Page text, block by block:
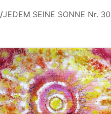
/JEDEM SEINE SONNE Nr. 30